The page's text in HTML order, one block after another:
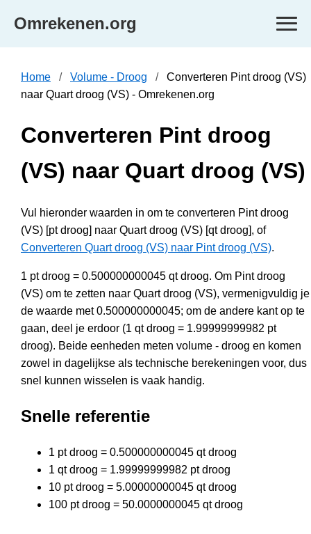
Omrekenen.org
Home Volume - Droog
Converteren Pint droog (VS)
naar Quart droog (VS) - Omrekenen.org
Converteren Pint droog
(VS) naar Quart droog (VS)
Vul hieronder waarden in om te converteren Pint droog
(VS) [pt droog] naar Quart droog (VS) [qt droog], of
Converteren Quart droog (VS) naar Pint droog (VS).
1 pt droog = 0.500000000045 qt droog. Om Pint droog
(VS) om te zetten naar Quart droog (VS), vermenigvuldig je
de waarde met 0.500000000045; om de andere kant op te
gaan, deel je erdoor (1 qt droog = 1.99999999982 pt
droog). Beide eenheden meten volume - droog en komen
zowel in dagelijkse als technische berekeningen voor, dus
snel kunnen wisselen is vaak handig.
Snelle referentie
1 pt droog = 0.500000000045 qt droog
1 qt droog = 1.99999999982 pt droog
10 pt droog = 5.00000000045 qt droog
100 pt droog = 50.0000000045 qt droog